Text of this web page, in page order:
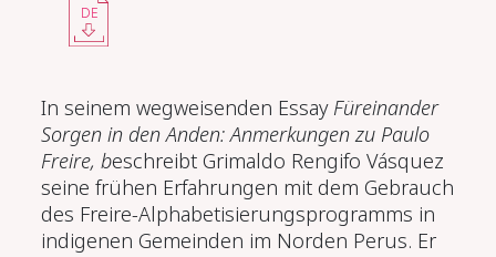
DE
In seinem wegweisenden Essay Füreinander
Sorgen in den Anden: Anmerkungen zu Paulo
Freire, beschreibt Grimaldo Rengifo Vásquez
seine frühen Erfahrungen mit dem Gebrauch
des Freire-Alphabetisierungsprogramms in
indigenen Gemeinden im Norden Perus. Er